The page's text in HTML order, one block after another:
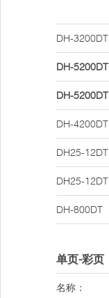
DH-3200DT
DH-5200DT
DH-5200DT
DH-4200DT
DH25-12DT
DH25-12DT
DH-800DT
单页-彩页
名称：